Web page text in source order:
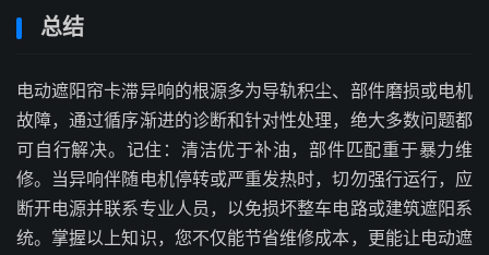
总结
电动遮阳帘卡滞异响的根源多为导轨积尘、部件磨损或电机
故障，通过循序渐进的诊断和针对性处理，绝大多数问题都
可自行解决。记住：清洁优于补油，部件匹配重于暴力维
修。当异响伴随电机停转或严重发热时，切勿强行运行，应
断开电源并联系专业人员，以免损坏整车电路或建筑遮阳系
统。掌握以上知识，您不仅能节省维修成本，更能让电动遮